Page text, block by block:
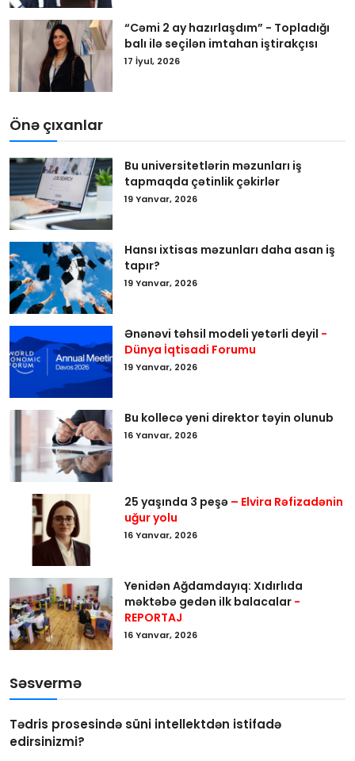
“Cəmi 2 ay hazırlaşdım” - Topladığı
balı ilə seçilən imtahan iştirakçısı
17 İyul, 2026
Önə çıxanlar
Bu universitetlərin məzunları iş
tapmaqda çətinlik çəkirlər
19 Yanvar, 2026
Hansı ixtisas məzunları daha asan iş
tapır?
19 Yanvar, 2026
Ənənəvi təhsil modeli yetərli deyil -
Dünya İqtisadi Forumu
19 Yanvar, 2026
Bu kollecə yeni direktor təyin olunub
16 Yanvar, 2026
25 yaşında 3 peşə – Elvira Rəfizadənin
uğur yolu
16 Yanvar, 2026
Yenidən Ağdamdayıq: Xıdırlıda
məktəbə gedən ilk balacalar -
REPORTAJ
16 Yanvar, 2026
Səsvermə
Tədris prosesində süni intellektdən istifadə
edirsinizmi?